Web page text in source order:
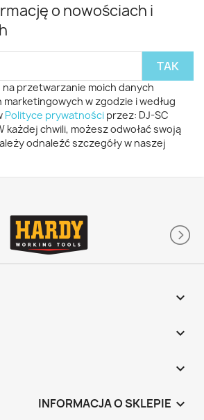
o nowościach i
przetwarzanie moich danych
w zgodzie i według
Polityce prywatności przez: DJ-SC
każdej chwili, możesz odwołać swoją
odnaleźć szczegóły w naszej



INFORMACJA O SKLEPIE keyboard_arrow_down